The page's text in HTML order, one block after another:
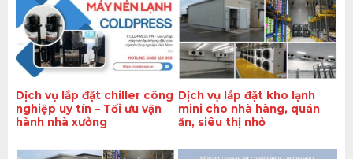
Dịch vụ lắp đặt chiller công
nghiệp uy tín – Tối ưu vận
hành nhà xưởng
Dịch vụ lắp đặt kho lạnh
mini cho nhà hàng, quán
ăn, siêu thị nhỏ